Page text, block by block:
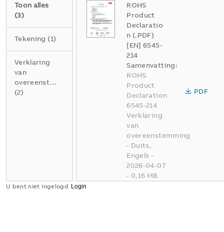
Toon alles
(3)
Tekening (1)
Verklaring
van
overeenstemming
(2)
ROHS
Product
Declaratio
n (.PDF)
[EN] 6545-
214
Samenvatting:
ROHS
Product
Declaration
6545-214
Verklaring
van
overeenstemming
- Duits,
Engels -
2026-04-07
- 0,16 MB
PDF
U bent niet ingelogd